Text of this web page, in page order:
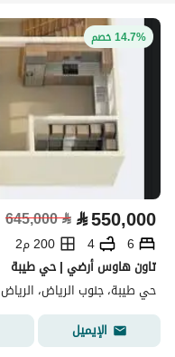
14.7% خصم
⃁550,000
⃁
645,000
6
4
200 م2
تاون هاوس أرضي | حي طيبة
حي طيبة، جنوب الرياض، الرياض
الإيميل